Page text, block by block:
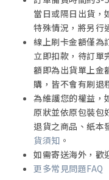
當日或隔日出貨，
特殊情況，將另行
線上刷卡金額僅為
立即扣款，待訂單
額即為出貨單上金
購，皆不會有刷退
為維護您的權益，
原狀並依原包裝包
退貨之商品、紙本
貨須知 。
如需寄送海外，歡
更多常見問題FAQ